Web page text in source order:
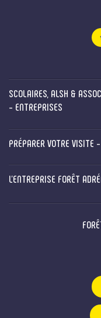
SCOLAIRES, ALSH &
- ENTREPRISES
PRÉPARER VOTRE VISITE
L'ENTREPRISE FORÊT